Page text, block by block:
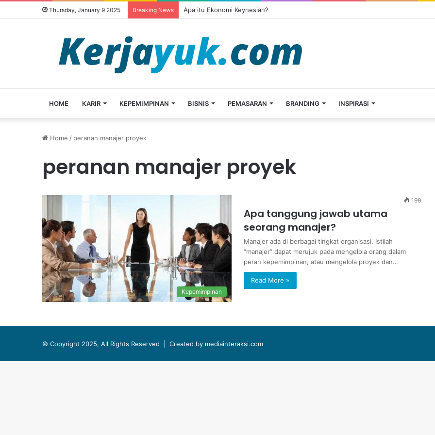
Thursday, January 9 2025 Breaking News Apa itu Ekonomi Keynesian?
HOME KARIR KEPEMIMPINAN BISNIS PEMASARAN BRANDING INSPIRASI
Home / peranan manajer proyek
peranan manajer proyek
Kepemimpinan
199
Apa tanggung jawab utama
seorang manajer?
Manajer ada di berbagai tingkat organisasi. Istilah
“manajer” dapat merujuk pada mengelola orang dalam
peran kepemimpinan, atau mengelola proyek dan…
Read More »
© Copyright 2025, All Rights Reserved | Created by mediainteraksi.com